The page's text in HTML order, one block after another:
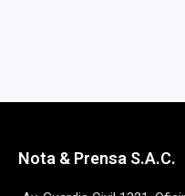
Nota & Prensa S.A.C.